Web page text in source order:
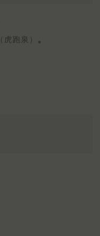
（虎跑泉）
。